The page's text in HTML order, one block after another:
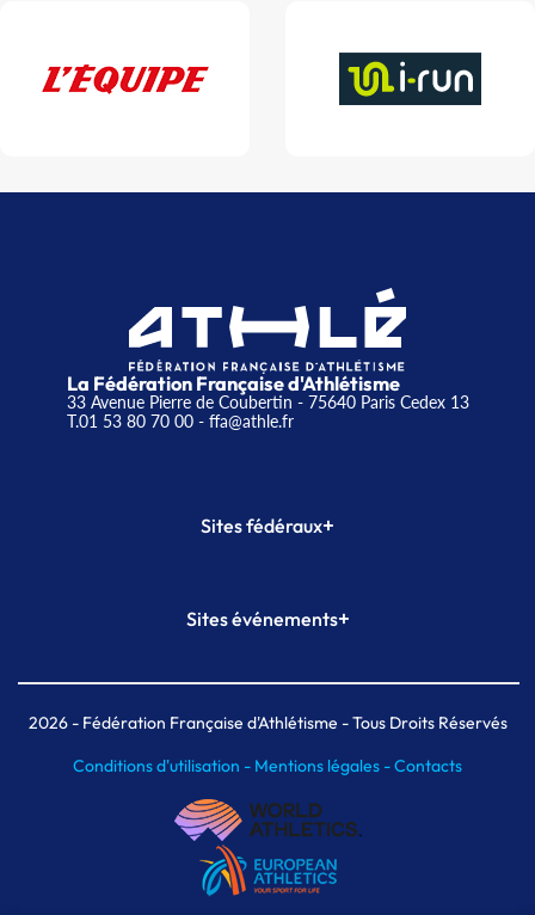
La Fédération Française d'Athlétisme
33 Avenue Pierre de Coubertin - 75640 Paris Cedex 13
T.01 53 80 70 00- ffa@athle.fr
Sites fédéraux+
Plateforme Formation
Sites événements+
Meeting de Paris indoor
MAIF Ekiden de Paris
2026- Fédération Française d'Athlétisme - Tous Droits Réservés
Conditions d'utilisation - Mentions légales -Contacts